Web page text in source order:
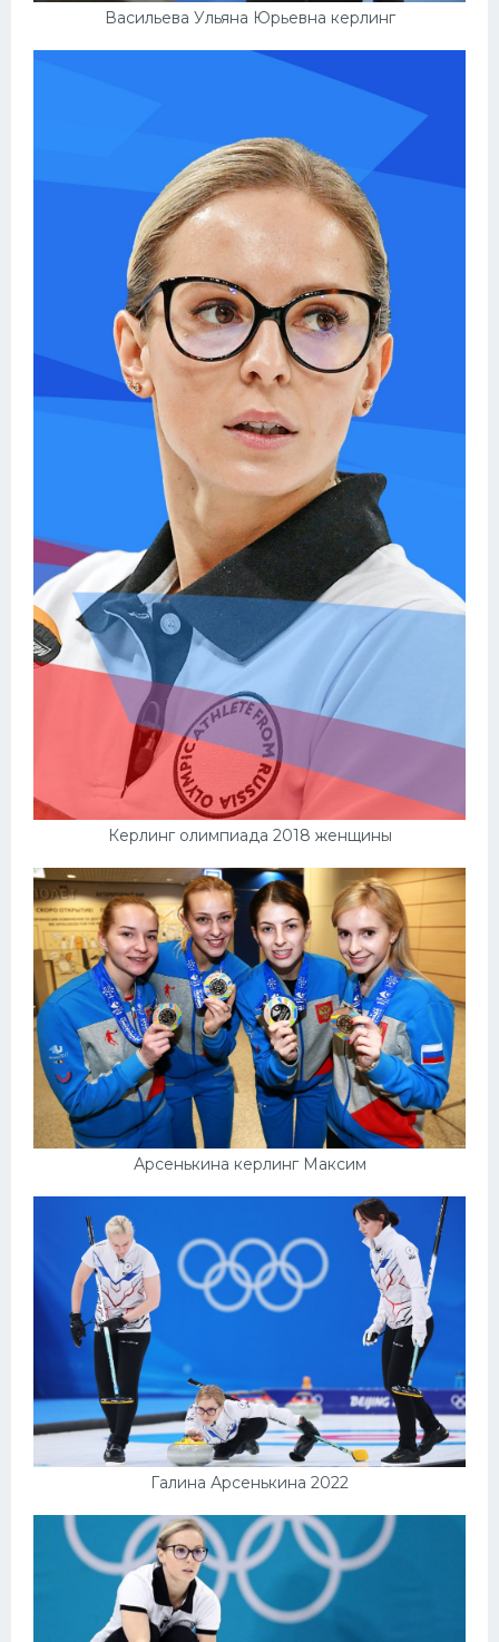
Васильева Ульяна Юрьевна керлинг
Керлинг олимпиада 2018 женщины
Арсенькина керлинг Максим
Галина Арсенькина 2022